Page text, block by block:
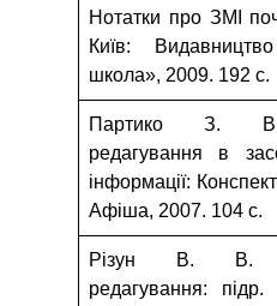
Нотатки про ЗМІ
Київ:
школа», 2009. 192 с.
Партико З. В.
редагування в
інформації:
Афіша, 2007. 104 с.
Різун В. В.
редагування: підр.